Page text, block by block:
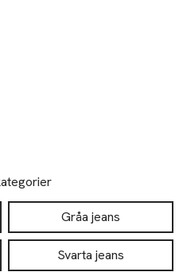
Gråa jeans
Svarta jeans